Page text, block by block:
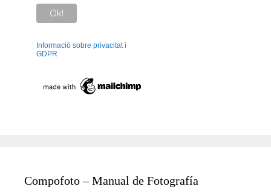
Informació sobre privacitat i
GDPR
Compofoto – Manual de Fotografía